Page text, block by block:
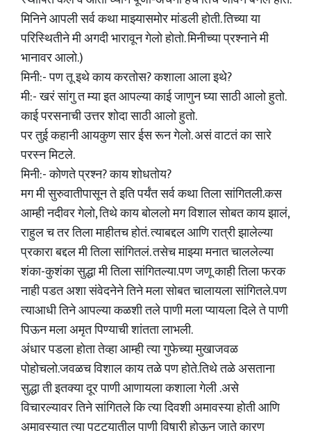
मिनिने आपली सर्व कथा माझ्यासमोर मांडली होती. तिच्या या
परिस्थितीने मी अगदी भारावून गेलो होतो. मिनीच्या प्रश्नाने मी
भानावर आलो.)
मिनी:- पण तू इथे काय करतोस? कशाला आला इथे?
मी:- खरं सांगु त म्या इत आपल्या काई जाणुन घ्या साठी आलो हुतो.
काई परसनाची उत्तर शोदा साठी आलो हुतो.
पर तुई कहानी आयकुण सार ईस रून गेलो. असं वाटतं का सारे
परस्न मिटले.
मिनी:- कोणते प्रश्न? काय शोधतोय?
मग मी सुरुवातीपासून ते इति पर्यंत सर्व कथा तिला सांगितली.कस
आम्ही नदीवर गेलो, तिथे काय बोललो मग विशाल सोबत काय झालं,
राहुल च तर तिला माहीतच होतं. त्याबद्दल आणि रात्री झालेल्या
प्रकारा बद्दल मी तिला सांगितलं. तसेच माझ्या मनात चाललेल्या
शंका-कुशंका सुद्धा मी तिला सांगितल्या.पण जणू काही तिला फरक
नाही पडत अशा संवेदनेने तिने मला सोबत चालायला सांगितले.पण
त्याआधी तिने आपल्या कळशी तले पाणी मला प्यायला दिले ते पाणी
पिऊन मला अमृत पिण्याची शांतता लाभली.
अंधार पडला होता तेव्हा आम्ही त्या गुफेच्या मुखाजवळ
पोहोचलो.जवळच विशाल काय तळे पण होते.तिथे तळे असताना
सुद्धा ती इतक्या दूर पाणी आणायला कशाला गेली .असे
विचारल्यावर तिने सांगितले कि त्या दिवशी अमावस्या होती आणि